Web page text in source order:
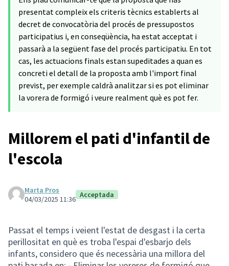
presentat compleix els criteris tècnics establerts al
decret de convocatòria del procés de pressupostos
participatius i, en conseqüència, ha estat acceptat i
passarà a la següent fase del procés participatiu. En tot
cas, les actuacions finals estan supeditades a quan es
concreti el detall de la proposta amb l'import final
previst, per exemple caldrà analitzar si es pot eliminar
la vorera de formigó i veure realment què es pot fer.
Millorem el pati d'infantil de
l'escola
Marta Pros
04/03/2025 11:36 Acceptada
Passat el temps i veient l'estat de desgast i la certa
perillositat en què es troba l'espai d'esbarjo dels
infants, considero que és necessària una millora del